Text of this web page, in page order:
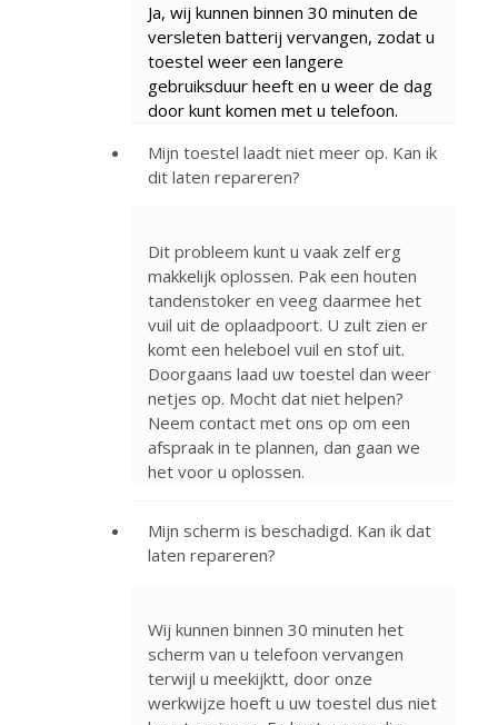
Ja, wij kunnen binnen 30 minuten de
versleten batterij vervangen, zodat u
toestel weer een langere
gebruiksduur heeft en u weer de dag
door kunt komen met u telefoon.
Mijn toestel laadt niet meer op. Kan ik
dit laten repareren?
Dit probleem kunt u vaak zelf erg
makkelijk oplossen. Pak een houten
tandenstoker en veeg daarmee het
vuil uit de oplaadpoort. U zult zien er
komt een heleboel vuil en stof uit.
Doorgaans laad uw toestel dan weer
netjes op. Mocht dat niet helpen?
Neem contact met ons op om een
afspraak in te plannen, dan gaan we
het voor u oplossen.
Mijn scherm is beschadigd. Kan ik dat
laten repareren?
Wij kunnen binnen 30 minuten het
scherm van u telefoon vervangen
terwijl u meekijktt, door onze
werkwijze hoeft u uw toestel dus niet